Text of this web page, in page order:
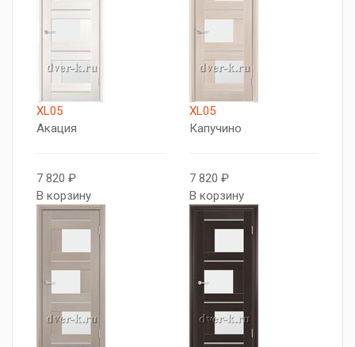
XL05
Акация
7 820 ₽
В корзину
XL05
Капучино
7 820 ₽
В корзину